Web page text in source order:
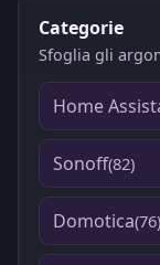
Categorie
Sfoglia gli
Home
Sonoff(82)
Domotica(76)